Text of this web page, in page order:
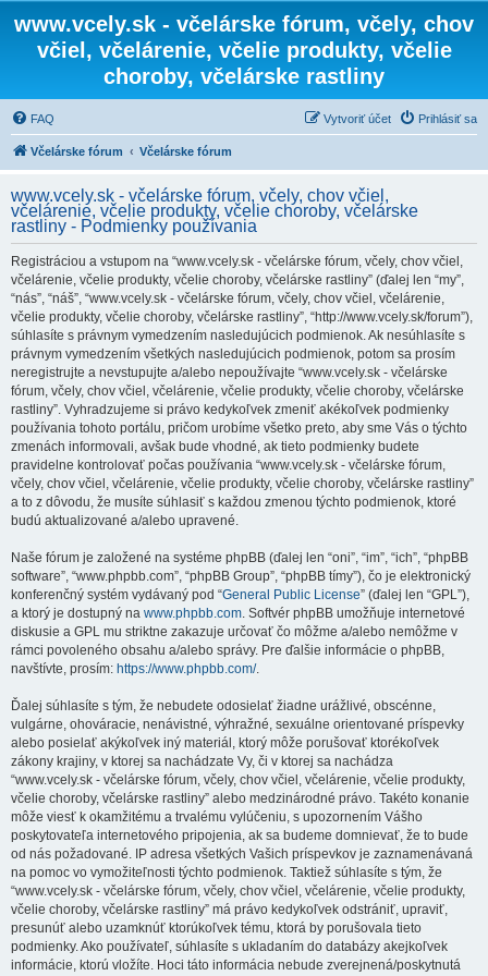
www.vcely.sk - včelárske fórum, včely, chov
včiel, včelárenie, včelie produkty, včelie
choroby, včelárske rastliny
FAQ Prihlásiť sa
Vytvoriť účet
Včelárske fórum Včelárske fórum
www.vcely.sk - včelárske fórum, včely, chov včiel,
včelárenie, včelie produkty, včelie choroby, včelárske
rastliny - Podmienky používania
Registráciou a vstupom na “www.vcely.sk - včelárske fórum, včely, chov včiel,
včelárenie, včelie produkty, včelie choroby, včelárske rastliny” (ďalej len “my”,
“nás”, “náš”, “www.vcely.sk - včelárske fórum, včely, chov včiel, včelárenie,
včelie produkty, včelie choroby, včelárske rastliny”, “http://www.vcely.sk/forum”),
súhlasíte s právnym vymedzením nasledujúcich podmienok. Ak nesúhlasíte s
právnym vymedzením všetkých nasledujúcich podmienok, potom sa prosím
neregistrujte a nevstupujte a/alebo nepoužívajte “www.vcely.sk - včelárske
fórum, včely, chov včiel, včelárenie, včelie produkty, včelie choroby, včelárske
rastliny”. Vyhradzujeme si právo kedykoľvek zmeniť akékoľvek podmienky
používania tohoto portálu, pričom urobíme všetko preto, aby sme Vás o týchto
zmenách informovali, avšak bude vhodné, ak tieto podmienky budete
pravidelne kontrolovať počas používania “www.vcely.sk - včelárske fórum,
včely, chov včiel, včelárenie, včelie produkty, včelie choroby, včelárske rastliny”
a to z dôvodu, že musíte súhlasiť s každou zmenou týchto podmienok, ktoré
budú aktualizované a/alebo upravené.
Naše fórum je založené na systéme phpBB (ďalej len “oni”, “im”, “ich”, “phpBB
software”, “www.phpbb.com”, “phpBB Group”, “phpBB tímy”), čo je elektronický
konferenčný systém vydávaný pod “General Public License” (ďalej len “GPL”),
a ktorý je dostupný na www.phpbb.com. Softvér phpBB umožňuje internetové
diskusie a GPL mu striktne zakazuje určovať čo môžme a/alebo nemôžme v
rámci povoleného obsahu a/alebo správy. Pre ďalšie informácie o phpBB,
navštívte, prosím: https://www.phpbb.com/.
Ďalej súhlasíte s tým, že nebudete odosielať žiadne urážlivé, obscénne,
vulgárne, ohováracie, nenávistné, výhražné, sexuálne orientované príspevky
alebo posielať akýkoľvek iný materiál, ktorý môže porušovať ktorékoľvek
zákony krajiny, v ktorej sa nachádzate Vy, či v ktorej sa nachádza
“www.vcely.sk - včelárske fórum, včely, chov včiel, včelárenie, včelie produkty,
včelie choroby, včelárske rastliny” alebo medzinárodné právo. Takéto konanie
môže viesť k okamžitému a trvalému vylúčeniu, s upozornením Vášho
poskytovateľa internetového pripojenia, ak sa budeme domnievať, že to bude
od nás požadované. IP adresa všetkých Vašich príspevkov je zaznamenávaná
na pomoc vo vymožiteľnosti týchto podmienok. Taktiež súhlasíte s tým, že
“www.vcely.sk - včelárske fórum, včely, chov včiel, včelárenie, včelie produkty,
včelie choroby, včelárske rastliny” má právo kedykoľvek odstrániť, upraviť,
presunúť alebo uzamknúť ktorúkoľvek tému, ktorá by porušovala tieto
podmienky. Ako používateľ, súhlasíte s ukladaním do databázy akejkoľvek
informácie, ktorú vložíte. Hoci táto informácia nebude zverejnená/poskytnutá